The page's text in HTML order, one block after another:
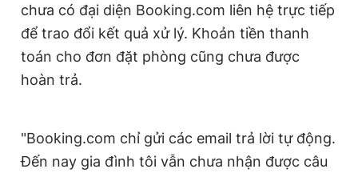
chưa có đại diện Booking.com liên hệ trực tiếp
để trao đổi kết quả xử lý. Khoản tiền thanh
toán cho đơn đặt phòng cũng chưa được
hoàn trả.
"Booking.com chỉ gửi các email trả lời tự động.
Đến nay gia đình tôi vẫn chưa nhận được câu